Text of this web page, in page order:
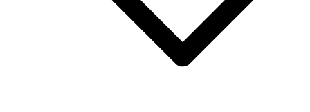
시일간지공고 #통영군일간지공고 #남해군일간지공고 #제주도
일간지공고 #서귀포시일간지공고